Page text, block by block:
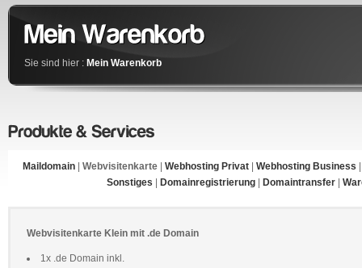
Sie sind hier : Mein Warenkorb
Maildomain Webvisitenkarte Webhosting Privat Webhosting Business
Sonstiges
Domainregistrierung| Domaintransfer|
Webvisitenkarte Klein mit .de Domain
1x .de Domain inkl.